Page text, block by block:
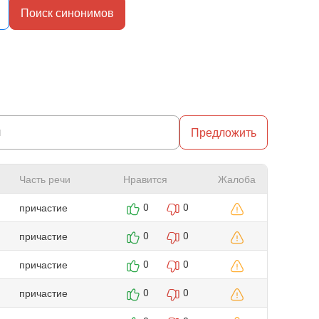
Поиск синонимов
Предложить
Часть речи Нравится Жалоба
причастие 0 0
причастие 0 0
причастие 0 0
причастие 0 0